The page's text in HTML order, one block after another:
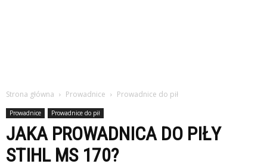
Strona główna Prowadnice Prowadnice do pił
Prowadnice Prowadnice do pił
JAKA PROWADNICA DO PIŁY
STIHL MS 170?